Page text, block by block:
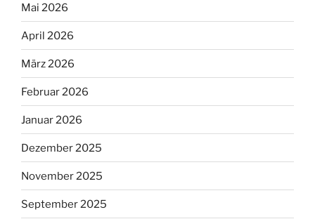
Mai 2026
April 2026
März 2026
Februar 2026
Januar 2026
Dezember 2025
November 2025
September 2025